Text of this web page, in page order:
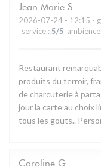
Jean Marie S
2026-07-24 - 12:15 -
service : 5/5 ambience
Restaurant
produits du terroir,
de charcuterie à
jour la carte au choix
tous les gouts..
Caroline G